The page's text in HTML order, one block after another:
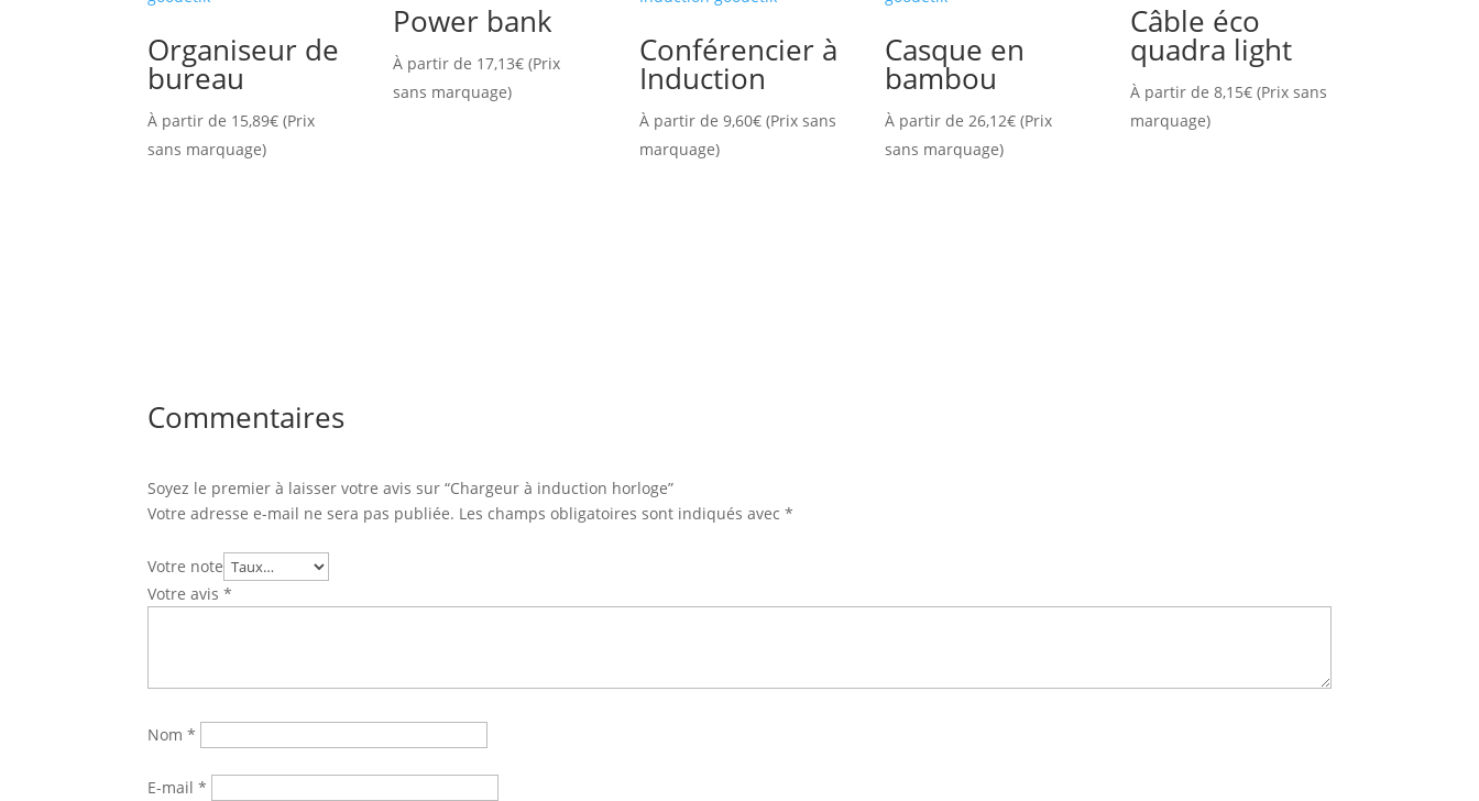
Organiseur de
bureau
À partir de 15,89€ (Prix
sans marquage)
Power bank
À partir de 17,13€ (Prix
sans marquage)
Conférencier à
Induction
À partir de 9,60€(Prix sans
marquage)
Casque en
bambou
À partir de 26,12€(Prix
sans marquage)
Câble éco
quadra light
À partir de 8,15€(Prix sans
marquage)
Commentaires
Soyez le premier à laisser votre avis sur “Chargeur à induction horloge”
Votre adresse e-mail ne sera pas publiée. Les champs obligatoires sont indiqués avec*
Votre note
Votre avis*
Nom*
E-mail*